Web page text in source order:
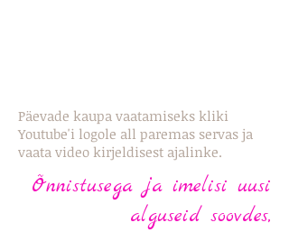
Päevade kaupa vaatamiseks kliki
Youtube'i logole all paremas servas ja
vaata video kirjeldisest ajalinke.
Õnnistusega ja imelisi uusi
alguseid soovdes,